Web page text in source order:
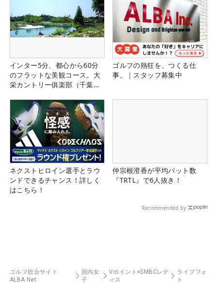
インター5分、都心から60分
のフラットな美観コース。大
栄カントリー俱楽部（千葉
ゴルフの熱狂を、つくる仕
事。｜スタッフ募集中
ネクストヒロイン選手とラウ
ンドできるチャンス！詳しく
はこちら！
仲宗根澄香が平均パット数
『TRTL』で6人抜き！
Recommended by
ゴルフ総合サイト
ALBA Net
国内女
子
Vポイント×SMBCレデ
ィス
ライブフォ
ト